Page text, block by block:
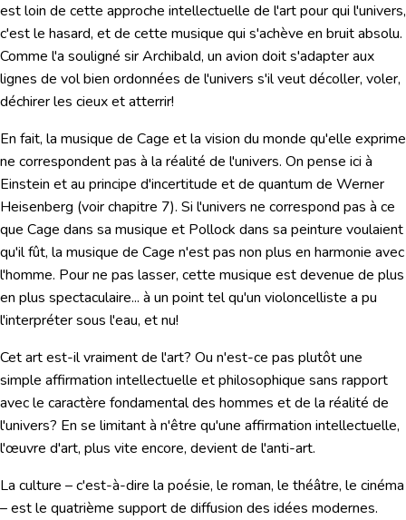
est loin de cette approche intellectuelle de l'art pour qui l'univers,
c'est le hasard, et de cette musique qui s'achève en bruit absolu.
Comme l'a souligné sir Archibald, un avion doit s'adapter aux
lignes de vol bien ordonnées de l'univers s'il veut décoller, voler,
déchirer les cieux et atterrir!
En fait, la musique de Cage et la vision du monde qu'elle exprime
ne correspondent pas à la réalité de l'univers. On pense ici à
Einstein et au principe d'incertitude et de quantum de Werner
Heisenberg (voir chapitre 7). Si l'univers ne correspond pas à ce
que Cage dans sa musique et Pollock dans sa peinture voulaient
qu'il fût, la musique de Cage n'est pas non plus en harmonie avec
l'homme. Pour ne pas lasser, cette musique est devenue de plus
en plus spectaculaire... à un point tel qu'un violoncelliste a pu
l'interpréter sous l'eau, et nu!
Cet art est-il vraiment de l'art? Ou n'est-ce pas plutôt une
simple affirmation intellectuelle et philosophique sans rapport
avec le caractère fondamental des hommes et de la réalité de
l'univers? En se limitant à n'être qu'une affirmation intellectuelle,
l'œuvre d'art, plus vite encore, devient de l'anti-art.
La culture – c'est-à-dire la poésie, le roman, le théâtre, le cinéma
– est le quatrième support de diffusion des idées modernes.